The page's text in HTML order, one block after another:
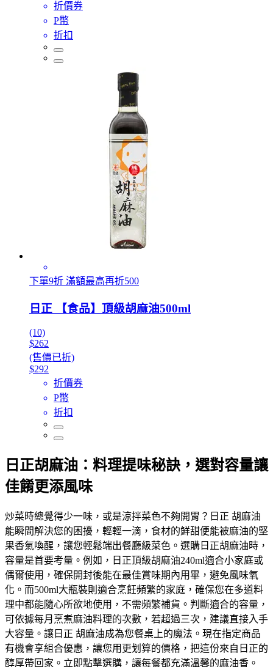
折價券
P幣
折扣
下單9折 滿額最高再折500
日正 【食品】頂級胡麻油500ml
(10)
$262
(售價已折)
$292
折價券
P幣
折扣
日正胡麻油：料理提味秘訣，選對容量讓
佳餚更添風味
炒菜時總覺得少一味，或是涼拌菜色不夠開胃？日正 胡麻油
能瞬間解決您的困擾，輕輕一滴，食材的鮮甜便能被麻油的堅
果香氣喚醒，讓您輕鬆端出餐廳級菜色。選購日正胡麻油時，
容量是首要考量。例如，日正頂級胡麻油240ml適合小家庭或
偶爾使用，確保開封後能在最佳賞味期內用畢，避免風味氧
化。而500ml大瓶裝則適合烹飪頻繁的家庭，確保您在多道料
理中都能隨心所欲地使用，不需頻繁補貨。判斷適合的容量，
可依據每月烹煮麻油料理的次數，若超過三次，建議直接入手
大容量。讓日正 胡麻油成為您餐桌上的魔法。現在指定商品
有機會享組合優惠，讓您用更划算的價格，把這份來自日正的
醇厚帶回家。立即點擊選購，讓每餐都充滿溫馨的麻油香。